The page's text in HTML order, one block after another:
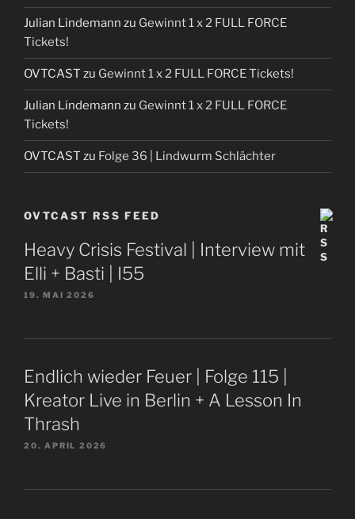
Julian Lindemann zu Gewinnt 1 x 2 FULL FORCE
Tickets!
OVTCAST zu Gewinnt 1 x 2 FULL FORCE Tickets!
Julian Lindemann zu Gewinnt 1 x 2 FULL FORCE
Tickets!
OVTCAST zu Folge 36 | Lindwurm Schlächter
OVTCAST RSS FEED
Heavy Crisis Festival | Interview mit
Elli + Basti | I55
19. MAI 2026
Endlich wieder Feuer | Folge 115 |
Kreator Live in Berlin + A Lesson In
Thrash
20. APRIL 2026